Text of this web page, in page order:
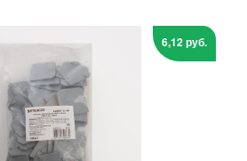
6,12 руб.